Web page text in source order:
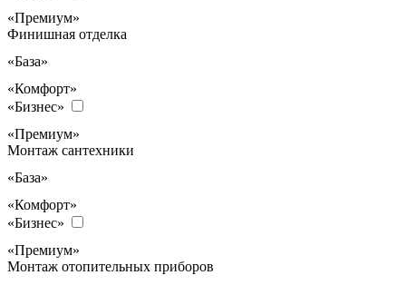
«Премиум»
Финишная отделка
«База»
«Комфорт»
«Бизнес»
«Премиум»
Монтаж сантехники
«База»
«Комфорт»
«Бизнес»
«Премиум»
Монтаж отопительных приборов